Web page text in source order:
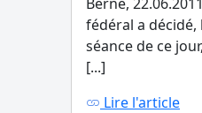
fédéral a décidé,
séance de ce
[...]
Lire l'article